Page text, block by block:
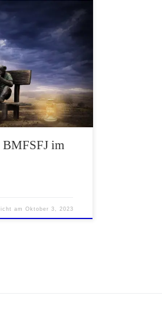
um die Studie
geht weiter.
Parlamentariern
beantworten.
BMFSFJ im
am Oktober 3, 2023